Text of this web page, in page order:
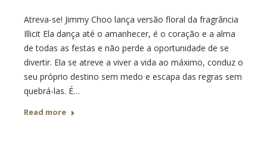
Atreva-se! Jimmy Choo lança versão floral da fragrância
Illicit Ela dança até o amanhecer, é o coração e a alma
de todas as festas e não perde a oportunidade de se
divertir. Ela se atreve a viver a vida ao máximo, conduz o
seu próprio destino sem medo e escapa das regras sem
quebrá-las. É…
Read more